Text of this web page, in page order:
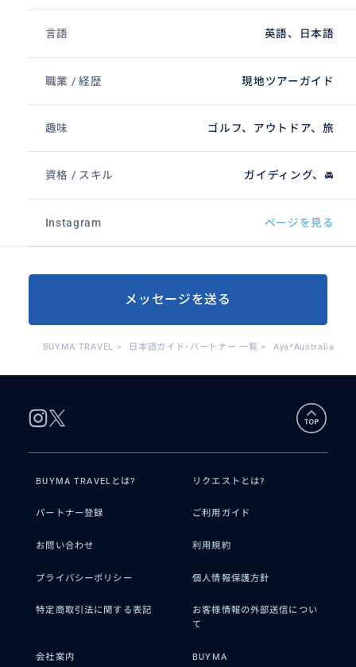
言語 英語、日本語
職業 / 経歴 現地ツアーガイド
趣味 ゴルフ、アウトドア、旅
資格 / スキル ガイディング、🚘
Instagram ページを見る
メッセージを送る
BUYMA TRAVEL > 日本語ガイド･パートナー 一覧 > Aya*Australia
BUYMA TRAVELとは? リクエストとは?
パートナー登録 ご利用ガイド
お問い合わせ 利用規約
プライバシーポリシー 個人情報保護方針
特定商取引法に関する表記
お客様情報の外部送信につい
て
会社案内 BUYMA